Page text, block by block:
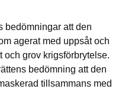
bedömningar att den
agerat med uppsåt och
och grov krigsförbrytelse.
bedömning att den
tillsammans med